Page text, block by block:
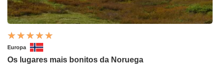
Europa
Os lugares mais bonitos da Noruega